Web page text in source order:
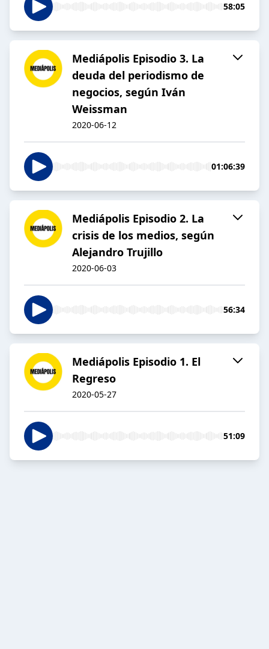
58:05
Mediápolis Episodio 3. La
deuda del periodismo de
negocios, según Iván
Weissman
2020-06-12
01:06:39
Mediápolis Episodio 2. La
crisis de los medios, según
Alejandro Trujillo
2020-06-03
56:34
Mediápolis Episodio 1. El
Regreso
2020-05-27
51:09